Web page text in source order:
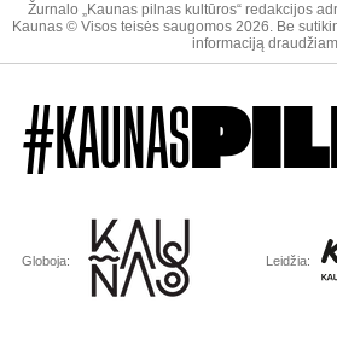
Žurnalo „Kaunas pilnas kultūros“ redakcijos
Kaunas © Visos teisės saugomos 2026. Be
informaciją
#KAUNAS
Globoja: Leidžia: